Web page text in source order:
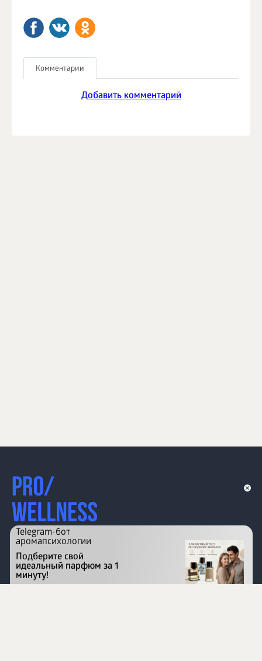
Комментарии
Добавить комментарий
Перейти на сайт
Telegram-бот
аромапсихологии
Подберите свой
идеальный парфюм за 1
минуту!